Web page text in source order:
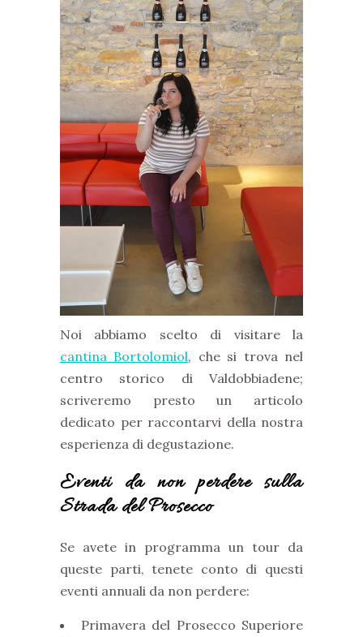
Noi abbiamo scelto di visitare la
cantina Bortolomiol, che si trova nel
centro storico di Valdobbiadene;
scriveremo presto un articolo
dedicato per raccontarvi della nostra
esperienza di degustazione.
Eventi da non perdere sulla
Strada del Prosecco
Se avete in programma un tour da
queste parti, tenete conto di questi
eventi annuali da non perdere:
Primavera del Prosecco Superiore